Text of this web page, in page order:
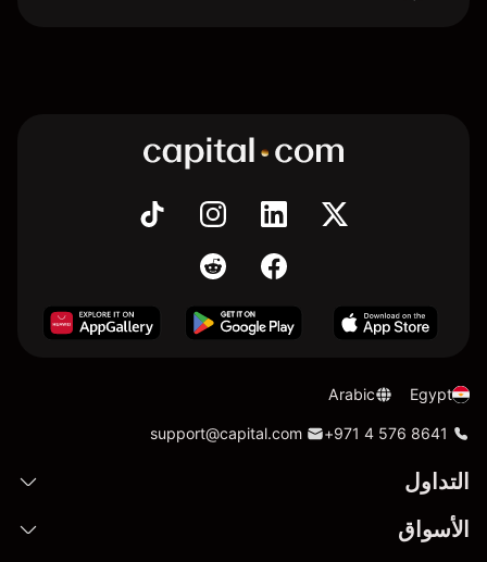
Egypt
Arabic
+971 4 576 8641
support@capital.com
التداول
الأسواق